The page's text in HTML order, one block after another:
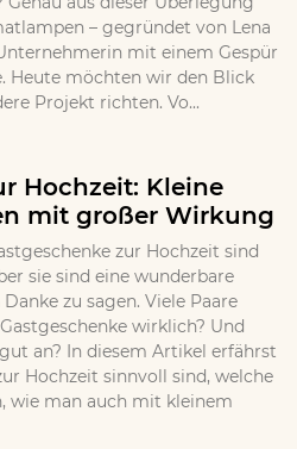
– gegründet von Lena
mit einem Gespür
Heute möchten wir den Blick
Projekt richten. Vo...
Hochzeit: Kleine
mit großer Wirkung
zur Hochzeit sind
sie sind eine wunderbare
zu sagen. Viele Paare
wirklich? Und
an? In diesem Artikel erfährst
Hochzeit sinnvoll sind, welche
wie man auch mit kleinem